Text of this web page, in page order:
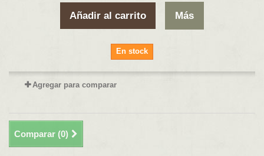
Añadir al carrito Más
En stock
Agregar para comparar
Comparar (0)